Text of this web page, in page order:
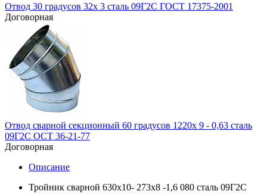
Отвод 30 градусов 32х 3 сталь 09Г2С ГОСТ 17375-2001
Договорная
Отвод сварной секционный 60 градусов 1220х 9 - 0,63 сталь
09Г2С ОСТ 36-21-77
Договорная
Описание
Тройник сварной 630х10- 273х8 -1,6 080 сталь 09Г2С